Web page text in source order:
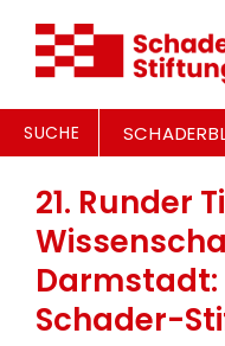
SUCHE
21. Runder
Darmstadt:
Schader-